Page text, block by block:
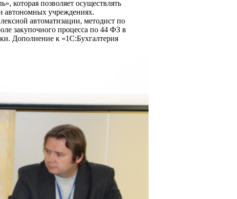
которая позволяет осуществлять
автономных учреждениях.
автоматизации, методист по
закупочного процесса по 44 ФЗ в
Дополнение к «1С:Бухгалтерия